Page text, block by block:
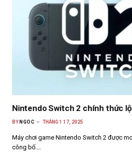
Nintendo Switch 2 chính thức
BY NGOC THÁNG 1 17, 2025
Máy chơi game Nintendo Switch 2 được
công bố.…